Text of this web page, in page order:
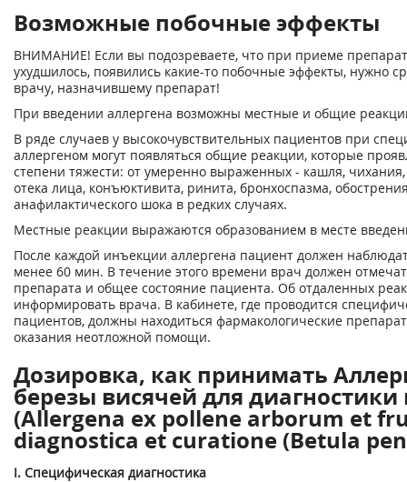
Возможные побочные эффекты
ВНИМАНИЕ! Если вы подозреваете, что при приеме
ухудшилось, появились какие-то побочные эффекты, нужно
врачу, назначившему препарат!
При введении аллергена возможны местные и общие
В ряде случаев у высокочувствительных пациентов при
аллергеном могут появляться общие реакции, которые
степени тяжести: от умеренно выраженных - кашля,
отека лица, конъюктивита, ринита, бронхоспазма,
анафилактического шока в редких случаях.
Местные реакции выражаются образованием в месте
После каждой инъекции аллергена пациент должен
менее 60 мин. В течение этого времени врач должен
препарата и общее состояние пациента. Об отдаленных
информировать врача. В кабинете, где проводится
пациентов, должны находиться фармакологические
оказания неотложной помощи.
Дозировка, как принимать
березы висячей для
(Allergena ex pollene arborum et
diagnostica et curatione (Betula
I. Специфическая диагностика